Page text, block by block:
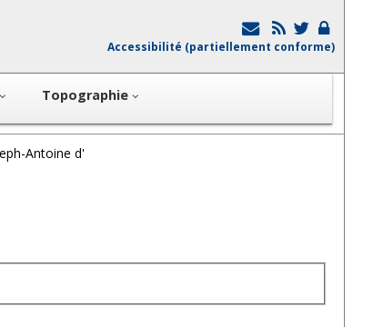
Accessibilité (partiellement conforme)
Topographie
Antoine d'